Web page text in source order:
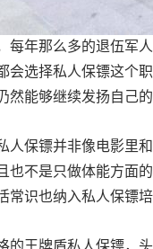
每年那么多的退伍军
会选择私人保镖这个
然能够继续发扬自己
人保镖并非像电影里
也不是只做体能方面
常识也纳入私人保镖
的王牌盾私人保镖，